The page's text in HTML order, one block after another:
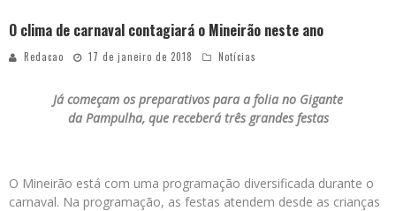
O clima de carnaval contagiará o Mineirão neste ano
Redacao 17 de janeiro de 2018 Notícias
Já começam os preparativos para a folia no Gigante
da Pampulha, que receberá três grandes festas
O Mineirão está com uma programação diversificada durante o
carnaval. Na programação, as festas atendem desde as crianças